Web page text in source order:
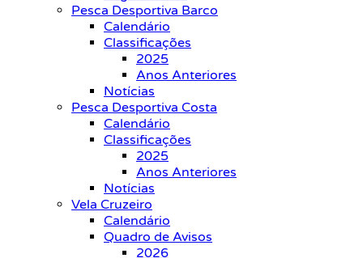
Pesca Desportiva Barco
Calendário
Classificações
2025
Anos Anteriores
Notícias
Pesca Desportiva Costa
Calendário
Classificações
2025
Anos Anteriores
Notícias
Vela Cruzeiro
Calendário
Quadro de Avisos
2026